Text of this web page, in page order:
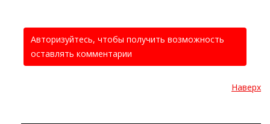
Авторизуйтесь, чтобы получить возможность
оставлять комментарии
Наверх